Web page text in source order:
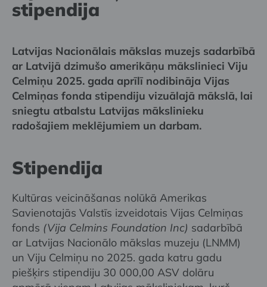
stipendija
Latvijas Nacionālais mākslas muzejs sadarbībā
ar Latvijā dzimušo amerikāņu mākslinieci Viju
Celmiņu 2025. gada aprīlī nodibināja Vijas
Celmiņas fonda stipendiju vizuālajā mākslā, lai
sniegtu atbalstu Latvijas mākslinieku
radošajiem meklējumiem un darbam.
Stipendija
Kultūras veicināšanas nolūkā Amerikas
Savienotajās Valstīs izveidotais Vijas Celmiņas
fonds (Vija Celmins Foundation Inc) sadarbībā
ar Latvijas Nacionālo mākslas muzeju (LNMM)
un Viju Celmiņu no 2025. gada katru gadu
piešķirs stipendiju 30 000,00 ASV dolāru